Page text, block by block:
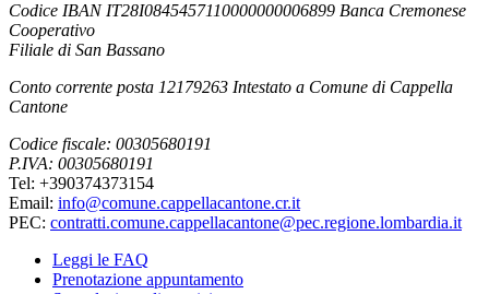
Codice IBAN IT28I0845457110000000006899 Banca Cremonese
Cooperativo
Filiale di San Bassano
Conto corrente posta 12179263 Intestato a Comune di Cappella
Cantone
Codice fiscale: 00305680191
P.IVA: 00305680191
Tel: +390374373154
Email: info@comune.cappellacantone.cr.it
PEC: contratti.comune.cappellacantone@pec.regione.lombardia.it
Leggi le FAQ
Prenotazione appuntamento